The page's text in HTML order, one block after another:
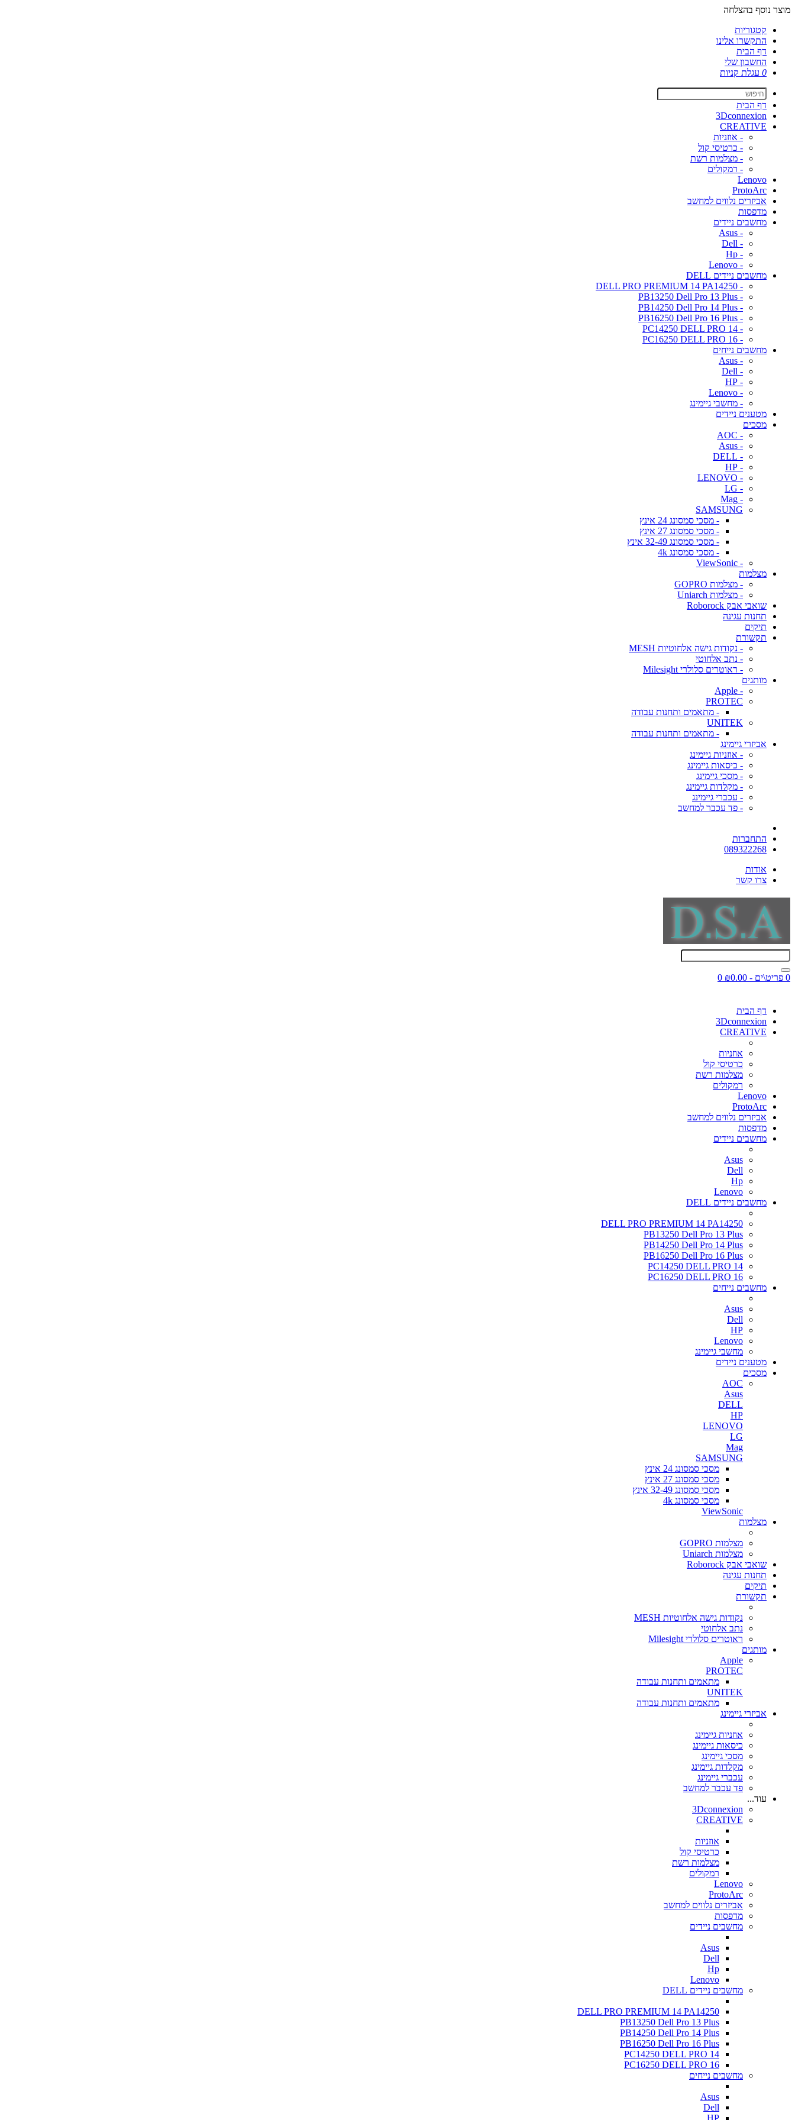
מוצר נוסף בהצלחה
קטגוריות
התקשרו אלינו
דף הבית
החשבון שלי
0 עגלת קניות
דף הבית
3Dconnexion
CREATIVE
- אוזניות
- כרטיסי קול
- מצלמות רשת
- רמקולים
Lenovo
ProtoArc
אביזרים נלווים למחשב
מדפסות
מחשבים ניידים
- Asus
- Dell
- Hp
- Lenovo
מחשבים ניידים DELL
- DELL PRO PREMIUM 14 PA14250
- PB13250 Dell Pro 13 Plus
- PB14250 Dell Pro 14 Plus
- PB16250 Dell Pro 16 Plus
- PC14250 DELL PRO 14
- PC16250 DELL PRO 16
מחשבים נייחים
- Asus
- Dell
- HP
- Lenovo
- מחשבי גיימינג
מטענים ניידים
מסכים
- AOC
- Asus
- DELL
- HP
- LENOVO
- LG
- Mag
SAMSUNG
- מסכי סמסונג 24 אינץ
- מסכי סמסונג 27 אינץ
- מסכי סמסונג 32-49 אינץ
- מסכי סמסונג 4k
- ViewSonic
מצלמות
- מצלמות GOPRO
- מצלמות Uniarch
שואבי אבק Roborock
תחנות עגינה
תיקים
תקשורת
- נקודות גישה אלחוטיות MESH
- נתב אלחוטי
- ראוטרים סלולרי Milesight
מותגים
- Apple
PROTEC
- מתאמים ותחנות עבודה
UNITEK
- מתאמים ותחנות עבודה
אביזרי גיימינג
- אוזניות גיימינג
- כיסאות גיימינג
- מסכי גיימינג
- מקלדות גיימינג
- עכברי גיימינג
- פד עכבר למחשב
התחברות
089322268
אודות
צרו קשר
0 פריט\ים - ₪0.00 0
דף הבית
3Dconnexion
CREATIVE
אוזניות
כרטיסי קול
מצלמות רשת
רמקולים
Lenovo
ProtoArc
אביזרים נלווים למחשב
מדפסות
מחשבים ניידים
Asus
Dell
Hp
Lenovo
מחשבים ניידים DELL
DELL PRO PREMIUM 14 PA14250
PB13250 Dell Pro 13 Plus
PB14250 Dell Pro 14 Plus
PB16250 Dell Pro 16 Plus
PC14250 DELL PRO 14
PC16250 DELL PRO 16
מחשבים נייחים
Asus
Dell
HP
Lenovo
מחשבי גיימינג
מטענים ניידים
מסכים
AOC
Asus
DELL
HP
LENOVO
LG
Mag
SAMSUNG
מסכי סמסונג 24 אינץ
מסכי סמסונג 27 אינץ
מסכי סמסונג 32-49 אינץ
מסכי סמסונג 4k
ViewSonic
מצלמות
מצלמות GOPRO
מצלמות Uniarch
שואבי אבק Roborock
תחנות עגינה
תיקים
תקשורת
נקודות גישה אלחוטיות MESH
נתב אלחוטי
ראוטרים סלולרי Milesight
מותגים
Apple
PROTEC
מתאמים ותחנות עבודה
UNITEK
מתאמים ותחנות עבודה
אביזרי גיימינג
אוזניות גיימינג
כיסאות גיימינג
מסכי גיימינג
מקלדות גיימינג
עכברי גיימינג
פד עכבר למחשב
עוד...
3Dconnexion
CREATIVE
אוזניות
כרטיסי קול
מצלמות רשת
רמקולים
Lenovo
ProtoArc
אביזרים נלווים למחשב
מדפסות
מחשבים ניידים
Asus
Dell
Hp
Lenovo
מחשבים ניידים DELL
DELL PRO PREMIUM 14 PA14250
PB13250 Dell Pro 13 Plus
PB14250 Dell Pro 14 Plus
PB16250 Dell Pro 16 Plus
PC14250 DELL PRO 14
PC16250 DELL PRO 16
מחשבים נייחים
Asus
Dell
HP